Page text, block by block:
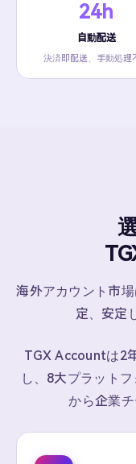
24h
自動配送
決済即配送、手動処理
海外アカウント市
定、安定
TGX Accountは2
し、8大プラット
から企業チ